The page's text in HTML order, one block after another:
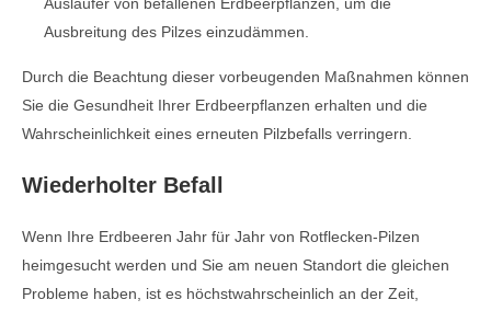
Ausbreitung des Pilzes einzudämmen.
Durch die Beachtung dieser vorbeugenden Maßnahmen können
Sie die Gesundheit Ihrer Erdbeerpflanzen erhalten und die
Wahrscheinlichkeit eines erneuten Pilzbefalls verringern.
Wiederholter Befall
Wenn Ihre Erdbeeren Jahr für Jahr von Rotflecken-Pilzen
heimgesucht werden und Sie am neuen Standort die gleichen
Probleme haben, ist es höchstwahrscheinlich an der Zeit,